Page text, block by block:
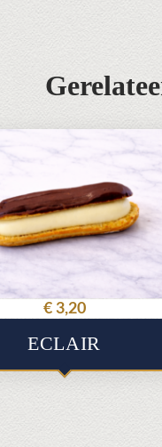
€3,20
ECLAIR